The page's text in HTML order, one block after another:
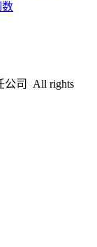
数
公司 All rights